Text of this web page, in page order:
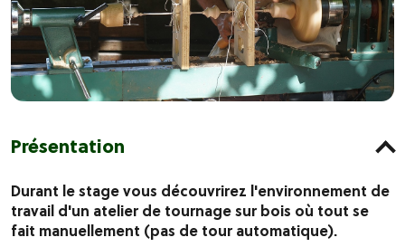
Présentation
Durant le stage vous découvrirez l'environnement de
travail d'un atelier de tournage sur bois où tout se
fait manuellement (pas de tour automatique).